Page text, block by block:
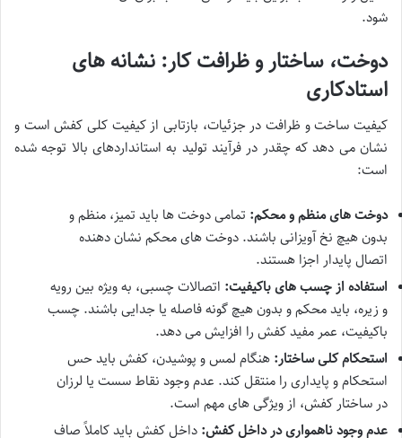
شود.
دوخت، ساختار و ظرافت کار: نشانه های
استادکاری
کیفیت ساخت و ظرافت در جزئیات، بازتابی از کیفیت کلی کفش است و
نشان می دهد که چقدر در فرآیند تولید به استانداردهای بالا توجه شده
است:
دوخت های منظم و محکم: تمامی دوخت ها باید تمیز، منظم و
بدون هیچ نخ آویزانی باشند. دوخت های محکم نشان دهنده
اتصال پایدار اجزا هستند.
استفاده از چسب های باکیفیت: اتصالات چسبی، به ویژه بین رویه
و زیره، باید محکم و بدون هیچ گونه فاصله یا جدایی باشند. چسب
باکیفیت، عمر مفید کفش را افزایش می دهد.
استحکام کلی ساختار: هنگام لمس و پوشیدن، کفش باید حس
استحکام و پایداری را منتقل کند. عدم وجود نقاط سست یا لرزان
در ساختار کفش، از ویژگی های مهم است.
عدم وجود ناهمواری در داخل کفش: داخل کفش باید کاملاً صاف